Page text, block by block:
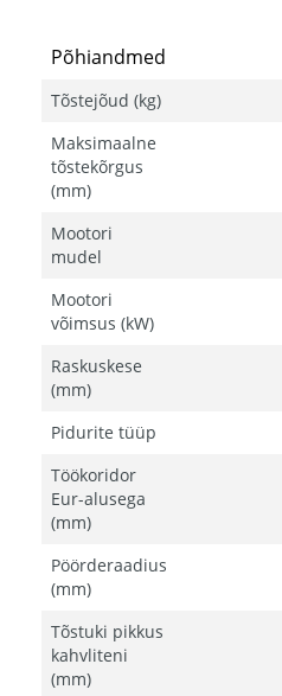
Põhiandmed
Tõstejõud (kg)
Maksimaalne
tõstekõrgus
(mm)
Mootori
mudel
Mootori
võimsus (kW)
Raskuskese
(mm)
Pidurite tüüp
Töökoridor
Eur-alusega
(mm)
Pöörderaadius
(mm)
Tõstuki pikkus
kahvliteni
(mm)